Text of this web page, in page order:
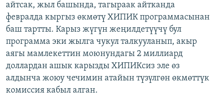
айтсак, жыл башында, тагыраак айтканда
февралда кыргыз өкмөтү ХИПИК программасынан
баш тартты. Карыз жүгүн жеңилдетүүчү бул
программа эки жылга чукул талкууланып, акыр
аягы мамлекеттин моюнундагы 2 миллиард
доллардан ашык карызды ХИПИКсиз эле өз
алдынча жоюу чечимин атайын түзүлгөн өкмөттүк
комиссия кабыл алган.